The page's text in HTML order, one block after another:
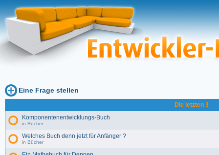
Eine Frage stellen
Die letzten 3
Komponentenentwicklungs-Buch
in Bücher
Welches Buch denn jetzt für Anfänger ?
in Bücher